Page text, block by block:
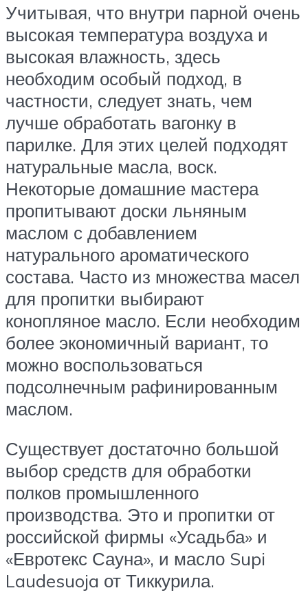
Учитывая, что внутри парной очень
высокая температура воздуха и
высокая влажность, здесь
необходим особый подход, в
частности, следует знать, чем
лучше обработать вагонку в
парилке. Для этих целей подходят
натуральные масла, воск.
Некоторые домашние мастера
пропитывают доски льняным
маслом с добавлением
натурального ароматического
состава. Часто из множества масел
для пропитки выбирают
конопляное масло. Если необходим
более экономичный вариант, то
можно воспользоваться
подсолнечным рафинированным
маслом.
Существует достаточно большой
выбор средств для обработки
полков промышленного
производства. Это и пропитки от
российской фирмы «Усадьба» и
«Евротекс Сауна», и масло Supi
Laudesuoja от Тиккурила.